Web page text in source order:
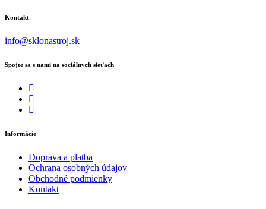
Kontakt
info@sklonastroj.sk
Spojte sa s nami na sociálnych sieťach
Informácie
Doprava a platba
Ochrana osobných údajov
Obchodné podmienky
Kontakt